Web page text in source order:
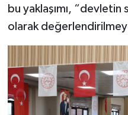
bu yaklaşımı, “devletin
olarak